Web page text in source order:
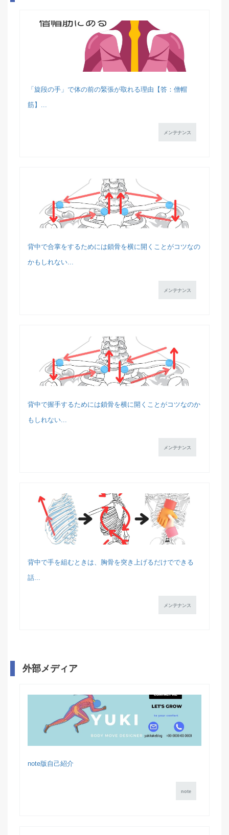
「旋段の手」で体の前の緊張が取れる理由【答：僧帽
筋】...
メンテナンス
背中で合掌をするためには鎖骨を横に開くことがコツなの
かもしれない...
メンテナンス
背中で握手するためには鎖骨を横に開くことがコツなのか
もしれない...
メンテナンス
背中で手を組むときは、胸骨を突き上げるだけでできる
話...
メンテナンス
外部メディア
note版自己紹介
note